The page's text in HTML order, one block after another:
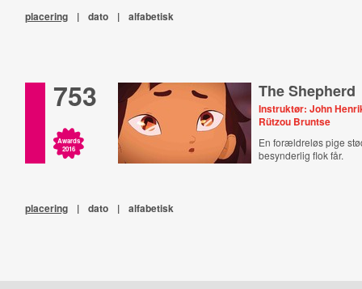
placering | dato | alfabetisk
753
Awards
2016
The Shepherd
Instruktør: John
Rützou Bruntse
En forældreløs pige
besynderlig flok får.
placering | dato | alfabetisk